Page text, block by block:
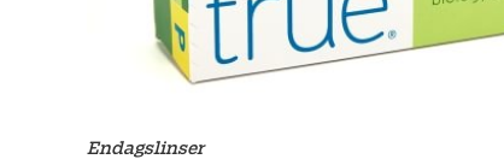
Endagslinser